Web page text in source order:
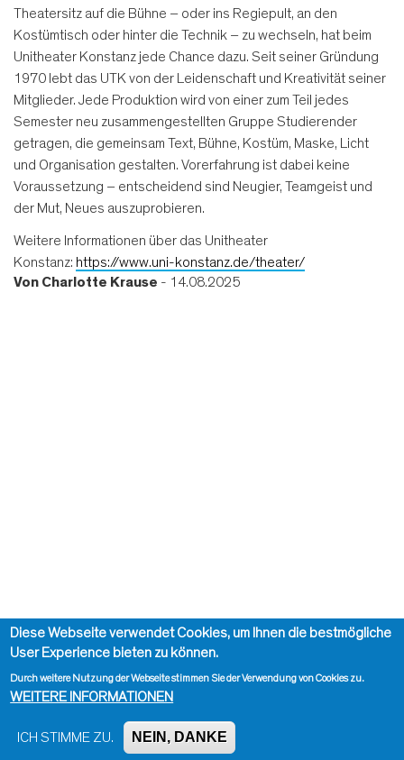
Theatersitz auf die Bühne – oder ins Regiepult, an den
Kostümtisch oder hinter die Technik – zu wechseln, hat beim
Unitheater Konstanz jede Chance dazu. Seit seiner Gründung
1970 lebt das UTK von der Leidenschaft und Kreativität seiner
Mitglieder. Jede Produktion wird von einer zum Teil jedes
Semester neu zusammengestellten Gruppe Studierender
getragen, die gemeinsam Text, Bühne, Kostüm, Maske, Licht
und Organisation gestalten. Vorerfahrung ist dabei keine
Voraussetzung – entscheidend sind Neugier, Teamgeist und
der Mut, Neues auszuprobieren.
Weitere Informationen über das Unitheater
Konstanz: https://www.uni-konstanz.de/theater/
Von Charlotte Krause - 14.08.2025
Diese Webseite verwendet Cookies, um Ihnen die bestmögliche
User Experience bieten zu können.
Durch weitere Nutzung der Webseite stimmen Sie der Verwendung von Cookies zu.
WEITERE INFORMATIONEN
ICH STIMME ZU. NEIN, DANKE